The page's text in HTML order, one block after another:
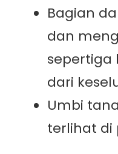
Bagian
dan
sepertiga
dari
Umbi
terlihat di